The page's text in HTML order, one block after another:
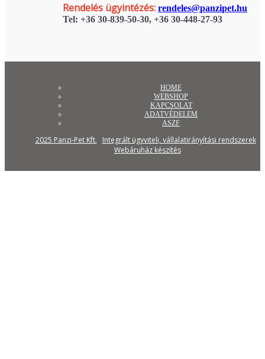
Rendelés ügyintézés: rendeles@panzipet.hu
Tel: +36 30-839-50-30, +36 30-448-27-93
HOME
WEBSHOP
KAPCSOLAT
ADATVÉDELEM
ASZF
2025 Panzi-Pet Kft.
Integrált ügyviteli, vállalatirányítási rendszerek
Webáruház készítés